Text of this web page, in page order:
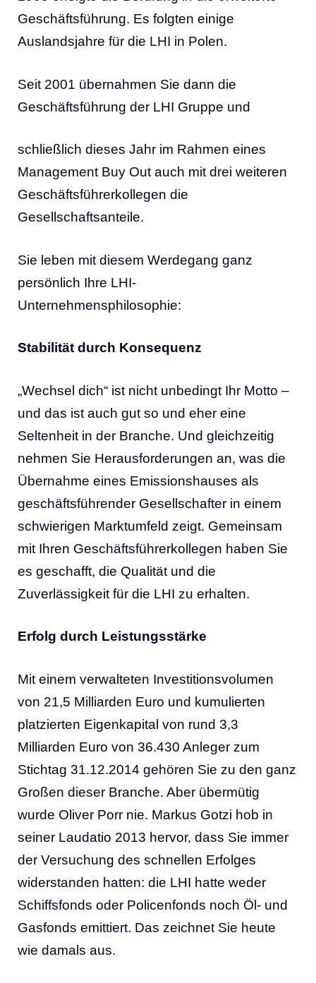
Geschäftsführung. Es folgten einige
Auslandsjahre für die LHI in Polen.
Seit 2001 übernahmen Sie dann die
Geschäftsführung der LHI Gruppe und
schließlich dieses Jahr im Rahmen eines
Management Buy Out auch mit drei weiteren
Geschäftsführerkollegen die
Gesellschaftsanteile.
Sie leben mit diesem Werdegang ganz
persönlich Ihre LHI-
Unternehmensphilosophie:
Stabilität durch Konsequenz
„Wechsel dich“ ist nicht unbedingt Ihr Motto –
und das ist auch gut so und eher eine
Seltenheit in der Branche. Und gleichzeitig
nehmen Sie Herausforderungen an, was die
Übernahme eines Emissionshauses als
geschäftsführender Gesellschafter in einem
schwierigen Marktumfeld zeigt. Gemeinsam
mit Ihren Geschäftsführerkollegen haben Sie
es geschafft, die Qualität und die
Zuverlässigkeit für die LHI zu erhalten.
Erfolg durch Leistungsstärke
Mit einem verwalteten Investitionsvolumen
von 21,5 Milliarden Euro und kumulierten
platzierten Eigenkapital von rund 3,3
Milliarden Euro von 36.430 Anleger zum
Stichtag 31.12.2014 gehören Sie zu den ganz
Großen dieser Branche. Aber übermütig
wurde Oliver Porr nie. Markus Gotzi hob in
seiner Laudatio 2013 hervor, dass Sie immer
der Versuchung des schnellen Erfolges
widerstanden hatten: die LHI hatte weder
Schiffsfonds oder Policenfonds noch Öl- und
Gasfonds emittiert. Das zeichnet Sie heute
wie damals aus.